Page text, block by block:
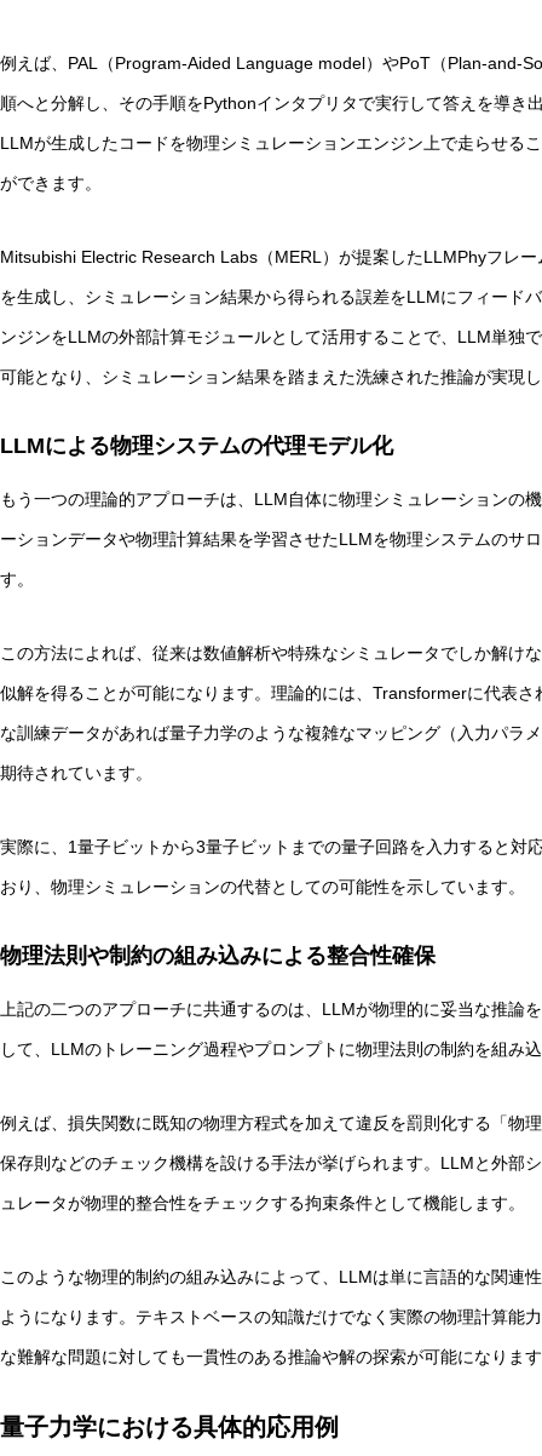
環世界(Umwelt)は量子力学でどう説明できるか？関係論
AI研究
抽象語に残る「感覚の痕跡」とは？言語モデルと感覚モ
例えば、PAL（Program-Aided Language model）やPoT（Plan-and-
順へと分解し、その手順をPythonインタプリタで実行して答えを導き
LLMが生成したコードを物理シミュレーションエンジン上で走らせる
ができます。
Mitsubishi Electric Research Labs（MERL）が提案したLLMPhyフレ
を生成し、シミュレーション結果から得られる誤差をLLMにフィード
ンジンをLLMの外部計算モジュールとして活用することで、LLM単独
可能となり、シミュレーション結果を踏まえた洗練された推論が実現
LLMによる物理システムの代理モデル化
もう一つの理論的アプローチは、LLM自体に物理シミュレーションの
ーションデータや物理計算結果を学習させたLLMを物理システムのサ
す。
この方法によれば、従来は数値解析や特殊なシミュレータでしか解け
似解を得ることが可能になります。理論的には、Transformerに代表
な訓練データがあれば量子力学のような複雑なマッピング（入力パラ
期待されています。
実際に、1量子ビットから3量子ビットまでの量子回路を入力すると対
おり、物理シミュレーションの代替としての可能性を示しています。
物理法則や制約の組み込みによる整合性確保
上記の二つのアプローチに共通するのは、LLMが物理的に妥当な推論
して、LLMのトレーニング過程やプロンプトに物理法則の制約を組み
例えば、損失関数に既知の物理方程式を加えて違反を罰則化する「物
保存則などのチェック機構を設ける手法が挙げられます。LLMと外部
ュレータが物理的整合性をチェックする拘束条件として機能します。
このような物理的制約の組み込みによって、LLMは単に言語的な関連
ようになります。テキストベースの知識だけでなく実際の物理計算能
な難解な問題に対しても一貫性のある推論や解の探索が可能になりま
量子力学における具体的応用例